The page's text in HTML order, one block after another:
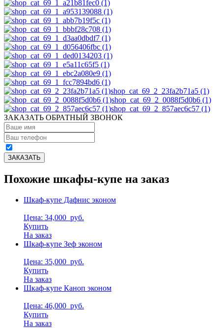
shop_cat_69_2_23fa2b71a5 (1)
shop_cat_69_2_0088f5d0b6 (1)
shop_cat_69_2_857aec6c57 (1)
ЗАКАЗАТЬ ОБРАТНЫЙ ЗВОНОК
Похожие шкафы-купе на заказ
Шкаф-купе Дафнис эконом
Цена: 34,000 руб.
Купить
На заказ
Шкаф-купе Зеф эконом
Цена: 35,000 руб.
Купить
На заказ
Шкаф-купе Каноп эконом
Цена: 46,000 руб.
Купить
На заказ